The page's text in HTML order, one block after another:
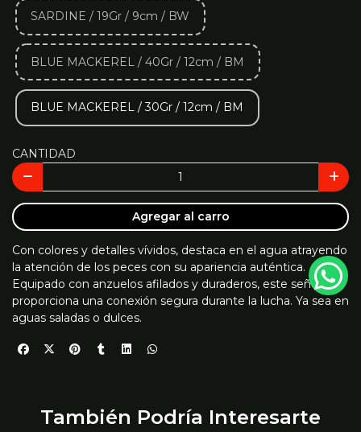
SARDINE / 19Gr / 9cm / BW
BLUE MACKEREL / 40Gr / 12cm / BM
BLUE MACKEREL / 30Gr / 12cm / BM
CANTIDAD
Agregar al carro
Con colores y detalles vívidos, destaca en el agua atrayendo
la atención de los peces con su apariencia auténtica.
Equipado con anzuelos afilados y duraderos, este señuelo
proporciona una conexión segura durante la lucha. Ya sea en
aguas saladas o dulces.
También Podría Interesarte